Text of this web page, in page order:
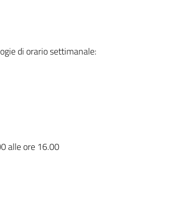
di orario settimanale:
alle ore 16.00